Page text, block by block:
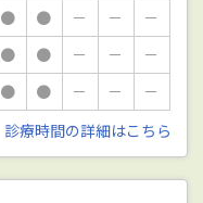
● ● － －
－
● ● － －
－
● ● － －
－
診療時間の詳細はこちら